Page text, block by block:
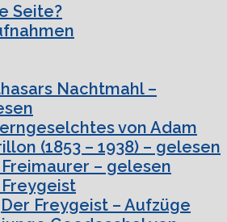
Seite?
Nachtmahl –
von Adam
(1853 – 1938) – gelesen
– gelesen
Der Freygeist – Aufzüge